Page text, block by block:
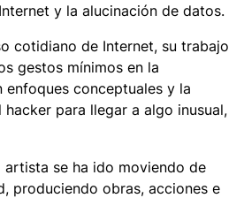
y la alucinación de datos.
cotidiano de Internet, su trabajo
gestos mínimos en la
enfoques conceptuales y la
para llegar a algo inusual,
artista se ha ido moviendo de
produciendo obras, acciones e